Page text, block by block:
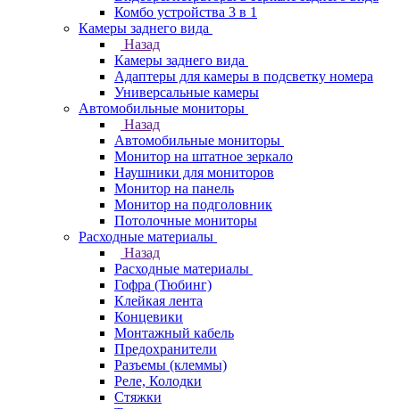
Комбо устройства 3 в 1
Камеры заднего вида
Назад
Камеры заднего вида
Адаптеры для камеры в подсветку номера
Универсальные камеры
Автомобильные мониторы
Назад
Автомобильные мониторы
Монитор на штатное зеркало
Наушники для мониторов
Монитор на панель
Монитор на подголовник
Потолочные мониторы
Расходные материалы
Назад
Расходные материалы
Гофра (Тюбинг)
Клейкая лента
Концевики
Монтажный кабель
Предохранители
Разъемы (клеммы)
Реле, Колодки
Стяжки